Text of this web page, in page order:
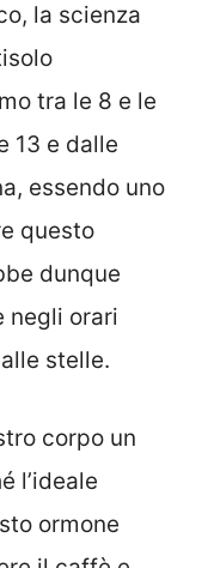
la scienza
tra le 8 e le
13 e dalle
essendo uno
questo
dunque
negli orari
stelle.
corpo un
l’ideale
ormone